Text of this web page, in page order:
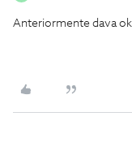
Anteriormente dava